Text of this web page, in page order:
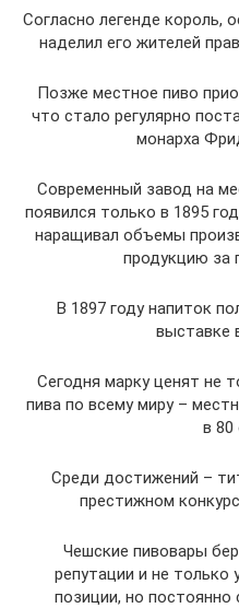
Согласно легенде король,
наделил его жителей
Позже местное пиво
что стало регулярно
монарха
Современный завод на
появился только в 1895
наращивал объемы
продукцию за
В 1897 году напиток
выставке
Сегодня марку ценят не
пива по всему миру –
в 80
Среди достижений –
престижном
Чешские пивовары
репутации и не
позиции, но